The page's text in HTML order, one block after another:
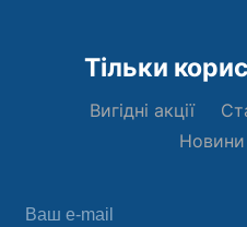
Тільки
Вигідні акції
Новини